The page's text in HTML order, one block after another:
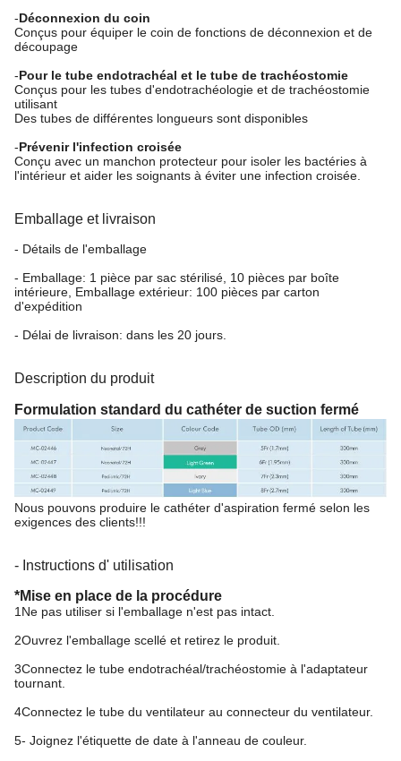
-Déconnexion du coin
Conçus pour équiper le coin de fonctions de déconnexion et de
découpage
-Pour le tube endotrachéal et le tube de trachéostomie
Conçus pour les tubes d'endotrachéologie et de trachéostomie
utilisant
Des tubes de différentes longueurs sont disponibles
-Prévenir l'infection croisée
Conçu avec un manchon protecteur pour isoler les bactéries à
l'intérieur et aider les soignants à éviter une infection croisée.
Emballage et livraison
- Détails de l'emballage
- Emballage: 1 pièce par sac stérilisé, 10 pièces par boîte
intérieure, Emballage extérieur: 100 pièces par carton
d'expédition
- Délai de livraison: dans les 20 jours.
Description du produit
Formulation standard du cathéter de suction fermé
Nous pouvons produire le cathéter d'aspiration fermé selon les
exigences des clients!!!
- Instructions d' utilisation
*Mise en place de la procédure
1Ne pas utiliser si l'emballage n'est pas intact.
2Ouvrez l'emballage scellé et retirez le produit.
3Connectez le tube endotrachéal/trachéostomie à l'adaptateur
tournant.
4Connectez le tube du ventilateur au connecteur du ventilateur.
5- Joignez l'étiquette de date à l'anneau de couleur.